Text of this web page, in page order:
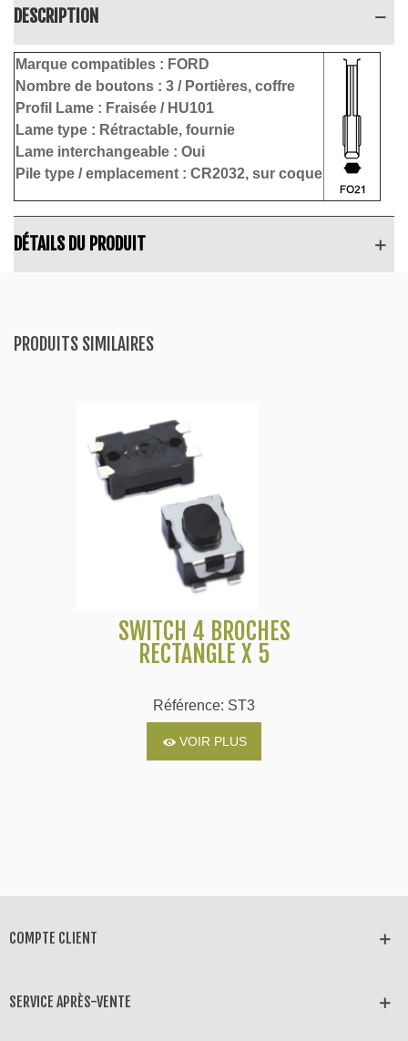
DESCRIPTION
Marque compatibles : FORD
Nombre de boutons : 3 / Portières, coffre
Profil Lame : Fraisée / HU101
Lame type : Rétractable, fournie
Lame interchangeable : Oui
Pile type / emplacement : CR2032, sur coque
DÉTAILS DU PRODUIT
PRODUITS SIMILAIRES
SWITCH 4 BROCHES
RECTANGLE X 5
Référence: ST3
VOIR PLUS
COMPTE CLIENT
SERVICE APRÈS-VENTE